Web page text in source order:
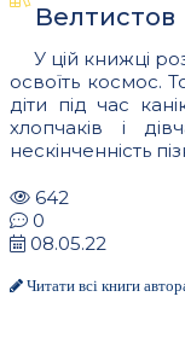
Велтистов
У цій книжці
освоїть космос.
діти під час
хлопчаків і
нескінченність
642
0
08.05.22
Читати всі книги